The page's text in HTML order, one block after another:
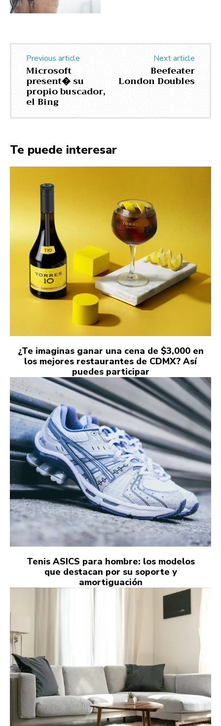
Previous article
Microsoft
present� su
propio buscador,
el Bing
Next article
Beefeater
London Doubles
Te puede interesar
¿Te imaginas ganar una cena de $3,000 en
los mejores restaurantes de CDMX? Así
puedes participar
Tenis ASICS para hombre: los modelos
que destacan por su soporte y
amortiguación